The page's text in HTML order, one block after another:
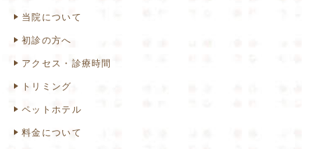
当院について
初診の方へ
アクセス・診療時間
トリミング
ペットホテル
料金について